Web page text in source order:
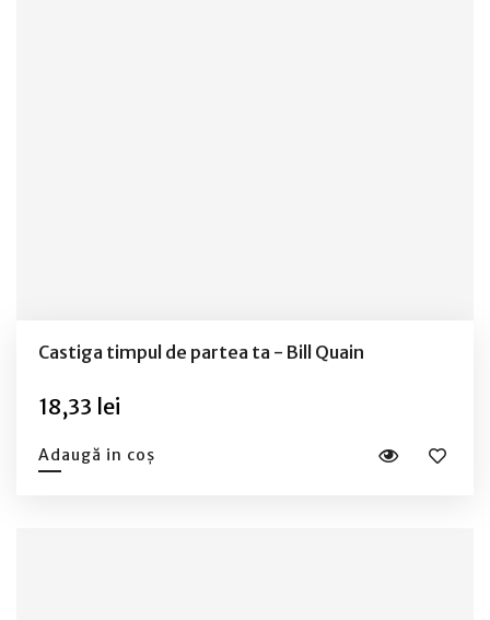
Castiga timpul de partea ta - Bill Quain
18,33 lei
Adaugă in coș